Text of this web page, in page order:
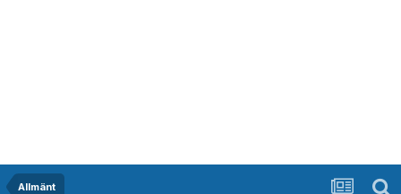
Allmänt